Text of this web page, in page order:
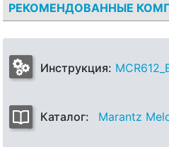
РЕКОМЕНДОВАННЫЕ
Инструкция:
Каталог: Marantz